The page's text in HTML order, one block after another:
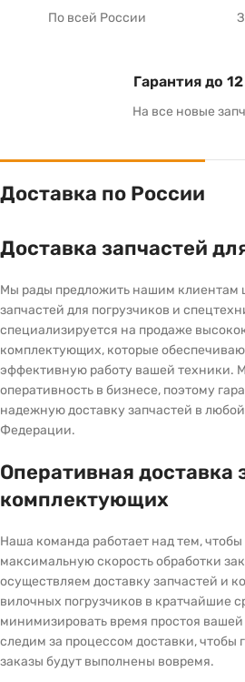
По всей России
Гарантия до
На все новые
Доставка по России
Доставка запчастей
Мы рады предложить нашим клиентам
запчастей для погрузчиков и
специализируется на продаже
комплектующих, которые
эффективную работу вашей техники.
оперативность в бизнесе, поэтому
надежную доставку запчастей в
Федерации.
Оперативная доставка
комплектующих
Наша команда работает над тем, чтобы
максимальную скорость обработки
осуществляем доставку запчастей и
вилочных погрузчиков в кратчайшие
минимизировать время простоя
следим за процессом доставки, чтобы
заказы будут выполнены вовремя.